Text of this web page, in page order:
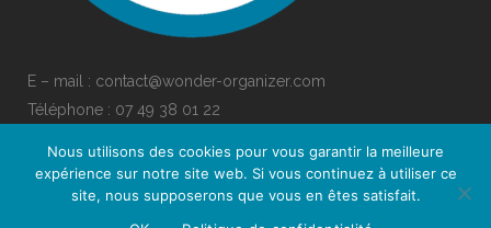
E – mail : contact@wonder-organizer.com
Téléphone : 07 49 38 01 22
Nous utilisons des cookies pour vous garantir la meilleure
expérience sur notre site web. Si vous continuez à utiliser ce
site, nous supposerons que vous en êtes satisfait.
Posez-moi toutes vos questions par ici !